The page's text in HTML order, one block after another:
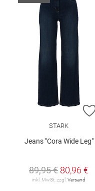
STARK
Jeans "Cora Wide Leg"
89,95 € 80,96 €
inkl. MwSt. zzgl. Versand